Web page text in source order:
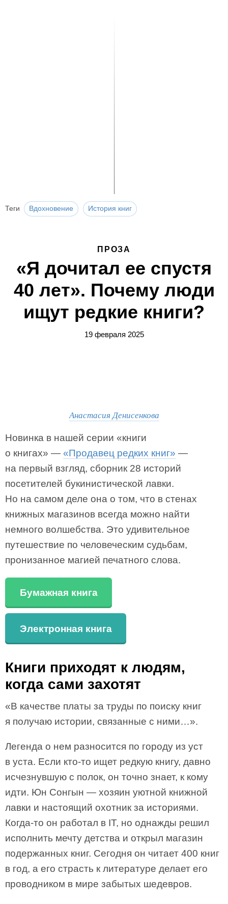
Теги Вдохновение История книг
ПРОЗА
«Я дочитал ее спустя
40 лет». Почему люди
ищут редкие книги?
19 февраля 2025
Анастасия Денисенкова
Новинка в нашей серии «книги
о книгах» — «Продавец редких книг» —
на первый взгляд, сборник 28 историй
посетителей букинистической лавки.
Но на самом деле она о том, что в стенах
книжных магазинов всегда можно найти
немного волшебства. Это удивительное
путешествие по человеческим судьбам,
пронизанное магией печатного слова.
Бумажная книга
Электронная книга
Книги приходят к людям,
когда сами захотят
«В качестве платы за труды по поиску книг
я получаю истории, связанные с ними…».
Легенда о нем разносится по городу из уст
в уста. Если кто-то ищет редкую книгу, давно
исчезнувшую с полок, он точно знает, к кому
идти. Юн Сонгын — хозяин уютной книжной
лавки и настоящий охотник за историями.
Когда-то он работал в IT, но однажды решил
исполнить мечту детства и открыл магазин
подержанных книг. Сегодня он читает 400 книг
в год, а его страсть к литературе делает его
проводником в мире забытых шедевров.